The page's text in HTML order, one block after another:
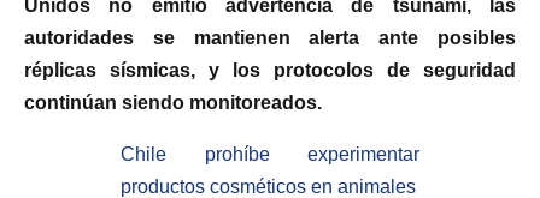
Unidos no emitió advertencia de tsunami, las
autoridades se mantienen alerta ante posibles
réplicas sísmicas, y los protocolos de seguridad
continúan siendo monitoreados.
Chile prohíbe experimentar
productos cosméticos en animales